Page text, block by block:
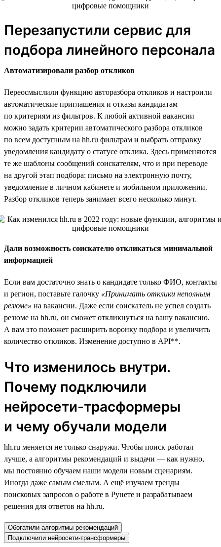
Перезапустили сервис для
подбора линейного персонала
Автоматизировали разбор откликов
Переосмыслили функцию авторазбора откликов и настроили
автоматические приглашения и отказы кандидатам
по критериям из фильтров. К любой активной вакансии
можно задать критерии автоматического разбора откликов
по всем доступным на hh.ru фильтрам и выбрать отправку
уведомления кандидату о статусе отклика. Здесь применяются
те же шаблоны сообщений соискателям, что и при переводе
на другой этап подбора: письмо на электронную почту,
уведомление в личном кабинете и мобильном приложении.
Разбор откликов теперь занимает всего несколько минут.
Дали возможность соискателю откликаться минимальной
информацией
Если вам достаточно знать о кандидате только ФИО, контакты
и регион, поставьте галочку «Принимать отклики неполным
резюме» на вакансии. Даже если соискатель не успел создать
резюме на hh.ru, он сможет откликнуться на вашу вакансию.
А вам это поможет расширить воронку подбора и увеличить
количество откликов. Изменение доступно в API**.
Что изменилось внутри.
Почему подключили
нейросети-трасформеры
и чему обучали модели
hh.ru меняется не только снаружи. Чтобы поиск работал
лучше, а алгоритмы рекомендаций и выдачи — как нужно,
мы постоянно обучаем наши модели новым сценариям.
Иногда даже самым смелым. А ещё изучаем тренды
поисковых запросов о работе в Рунете и разрабатываем
решения для ответов на hh.ru.
Обогатили алгоритмы рекомендаций
Подключили нейросети-трансформеры